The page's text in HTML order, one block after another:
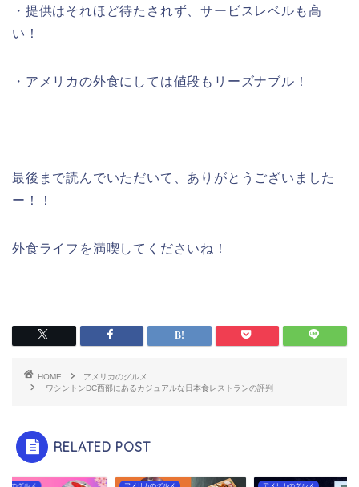
・提供はそれほど待たされず、サービスレベルも高
い！
・アメリカの外食にしては値段もリーズナブル！
最後まで読んでいただいて、ありがとうございました
ー！！
外食ライフを満喫してくださいね！
HOME
アメリカのグルメ
ワシントンDC西部にあるカジュアルな日本食レストランの評判
RELATED POST